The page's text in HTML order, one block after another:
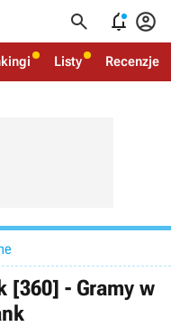
  
Listy Recenzje
[360] - Gramy w